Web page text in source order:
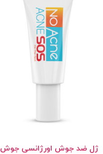
ژل ضد جوش اورژانسی جوش‌